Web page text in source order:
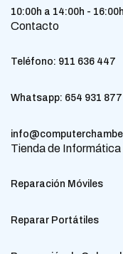
10:00h a 14:00h -
Contacto
Teléfono: 911 636 447
Whatsapp: 654 931 877
Tienda de Informática
Reparación Móviles
Reparar Portátiles